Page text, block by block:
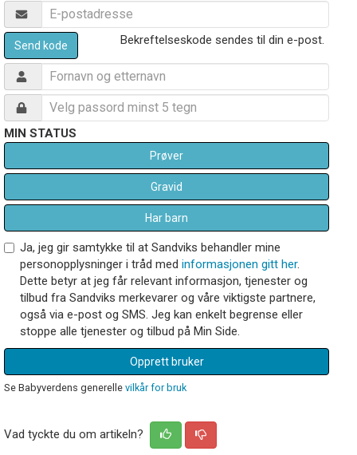
Send kode Bekreftelseskode sendes til din e-post.
MIN STATUS
Prøver
Gravid
Har barn
Ja, jeg gir samtykke til at Sandviks behandler mine
personopplysninger i tråd med informasjonen gitt her.
Dette betyr at jeg får relevant informasjon, tjenester og
tilbud fra Sandviks merkevarer og våre viktigste partnere,
også via e-post og SMS. Jeg kan enkelt begrense eller
stoppe alle tjenester og tilbud på Min Side.
Opprett bruker
Se Babyverdens generelle vilkår for bruk
Vad tyckte du om artikeln?